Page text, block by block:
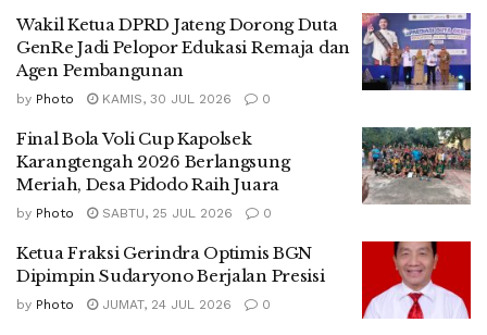
Wakil Ketua DPRD Jateng Dorong Duta
GenRe Jadi Pelopor Edukasi Remaja dan
Agen Pembangunan
by Photo KAMIS, 30 JUL 2026 0
Final Bola Voli Cup Kapolsek
Karangtengah 2026 Berlangsung
Meriah, Desa Pidodo Raih Juara
by Photo SABTU, 25 JUL 2026 0
Ketua Fraksi Gerindra Optimis BGN
Dipimpin Sudaryono Berjalan Presisi
by Photo JUMAT, 24 JUL 2026 0